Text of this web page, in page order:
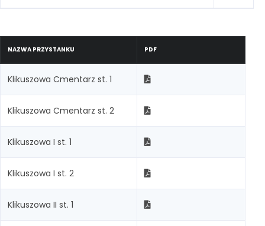
NAZWA PRZYSTANKU PDF
Klikuszowa Cmentarz st. 1
Klikuszowa Cmentarz st. 2
Klikuszowa I st. 1
Klikuszowa I st. 2
Klikuszowa II st. 1